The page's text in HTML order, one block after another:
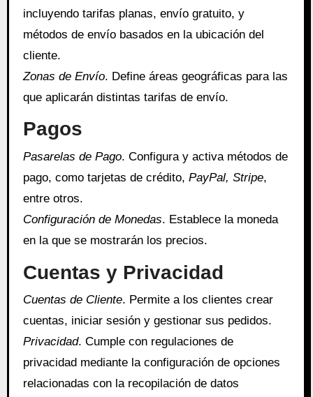
incluyendo tarifas planas, envío gratuito, y
métodos de envío basados en la ubicación del
cliente.
Zonas de Envío. Define áreas geográficas para las
que aplicarán distintas tarifas de envío.
Pagos
Pasarelas de Pago. Configura y activa métodos de
pago, como tarjetas de crédito, PayPal, Stripe,
entre otros.
Configuración de Monedas. Establece la moneda
en la que se mostrarán los precios.
Cuentas y Privacidad
Cuentas de Cliente. Permite a los clientes crear
cuentas, iniciar sesión y gestionar sus pedidos.
Privacidad. Cumple con regulaciones de
privacidad mediante la configuración de opciones
relacionadas con la recopilación de datos